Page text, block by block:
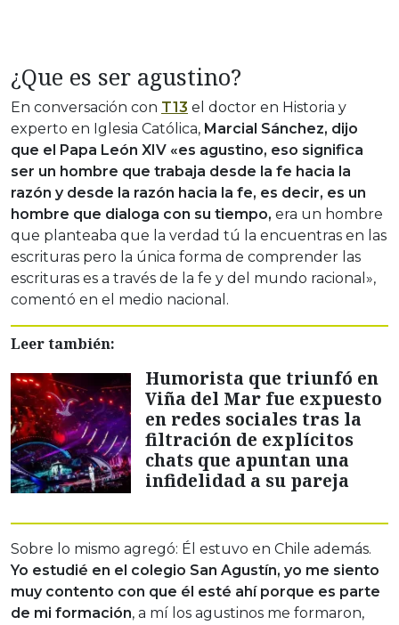
¿Que es ser agustino?
En conversación con T13 el doctor en Historia y
experto en Iglesia Católica, Marcial Sánchez, dijo
que el Papa León XIV «es agustino, eso significa
ser un hombre que trabaja desde la fe hacia la
razón y desde la razón hacia la fe, es decir, es un
hombre que dialoga con su tiempo, era un hombre
que planteaba que la verdad tú la encuentras en las
escrituras pero la única forma de comprender las
escrituras es a través de la fe y del mundo racional»,
comentó en el medio nacional.
Leer también:
Humorista que triunfó en
Viña del Mar fue expuesto
en redes sociales tras la
filtración de explícitos
chats que apuntan una
infidelidad a su pareja
Sobre lo mismo agregó: Él estuvo en Chile además.
Yo estudié en el colegio San Agustín, yo me siento
muy contento con que él esté ahí porque es parte
de mi formación, a mí los agustinos me formaron,